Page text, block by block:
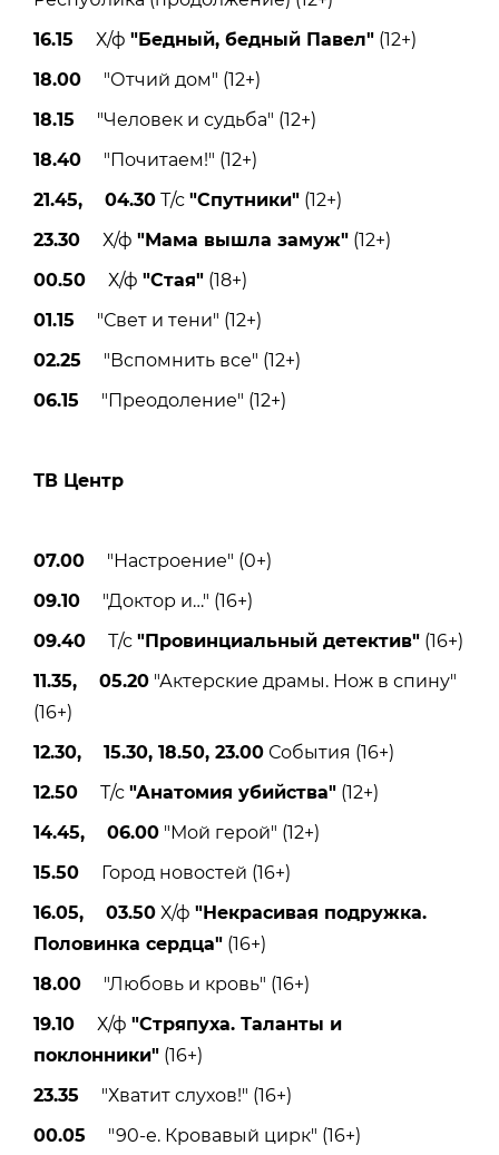
16.15 Х/ф "Бедный, бедный Павел" (12+)
18.00 "Отчий дом" (12+)
18.15 "Человек и судьба" (12+)
18.40 "Почитаем!" (12+)
21.45, 04.30 Т/с "Спутники" (12+)
23.30 Х/ф "Мама вышла замуж" (12+)
00.50 Х/ф "Стая" (18+)
01.15 "Свет и тени" (12+)
02.25 "Вспомнить все" (12+)
06.15 "Преодоление" (12+)
ТВ Центр
07.00 "Настроение" (0+)
09.10 "Доктор и…" (16+)
09.40 Т/с "Провинциальный детектив" (16+)
11.35, 05.20 "Актерские драмы. Нож в спину"
(16+)
12.30, 15.30, 18.50, 23.00 События (16+)
12.50 Т/с "Анатомия убийства" (12+)
14.45, 06.00 "Мой герой" (12+)
15.50 Город новостей (16+)
16.05, 03.50 Х/ф "Некрасивая подружка.
Половинка сердца" (16+)
18.00 "Любовь и кровь" (16+)
19.10 Х/ф "Стряпуха. Таланты и
поклонники" (16+)
23.35 "Хватит слухов!" (16+)
00.05 "90-е. Кровавый цирк" (16+)